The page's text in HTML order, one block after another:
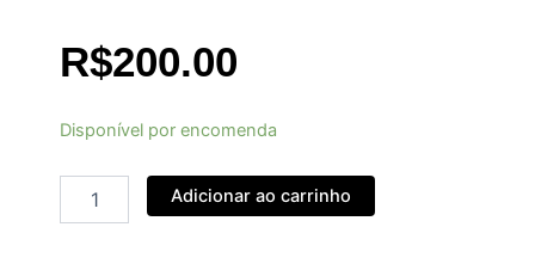
R$200.00
Disponível por encomenda
GOB
Avental
Vigilante
Adicionar ao carrinho